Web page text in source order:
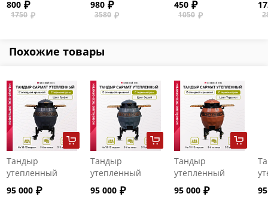
800
1750
980
3580
казанов на 8-16
450
1050
Похожие товары
Тандыр
утепленный
"Сармат" с
откидной
95 000
Тандыр
утепленный
"Сармат" с
откидной
95 000
Тандыр
утепленный
"Сармат" с
откидной
95 000